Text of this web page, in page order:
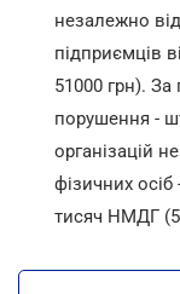
незалежно
підприємців
51000 грн).
порушення -
організацій
фізичних
тисяч НМДГ